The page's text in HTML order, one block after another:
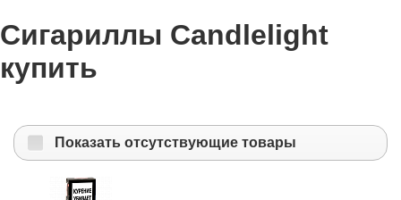
Сигариллы Candlelight
купить
Показать отсутствующие товары